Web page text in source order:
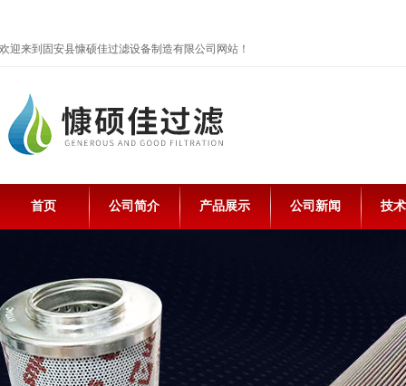
欢迎来到固安县慷硕佳过滤设备制造有限公司网站！
首页 公司简介 产品展示 公司新闻 技